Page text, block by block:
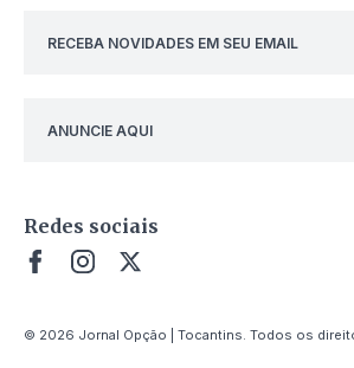
RECEBA NOVIDADES EM SEU EMAIL
ANUNCIE AQUI
Redes sociais
© 2026 Jornal Opção | Tocantins. Todos os